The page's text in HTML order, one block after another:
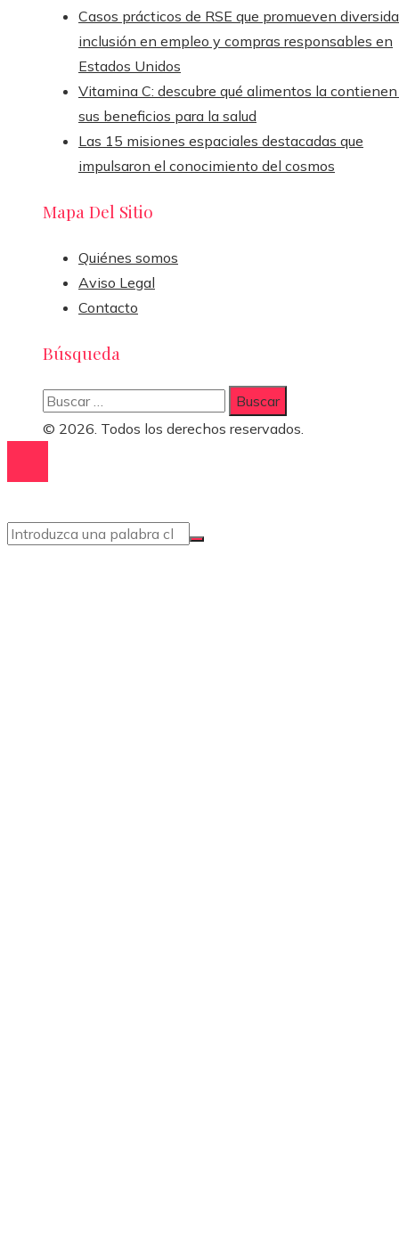
Casos prácticos de RSE que promueven
inclusión en empleo y compras responsables en
Estados Unidos
Vitamina C: descubre qué alimentos la
sus beneficios para la salud
Las 15 misiones espaciales destacadas que
impulsaron el conocimiento del cosmos
Mapa Del Sitio
Quiénes somos
Aviso Legal
Contacto
Búsqueda
Buscar:
© 2026. Todos los derechos reservados.